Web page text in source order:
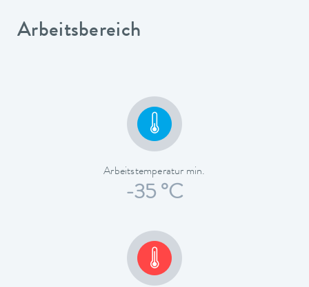
Arbeitsbereich
Arbeitstemperatur min.
-35 °C